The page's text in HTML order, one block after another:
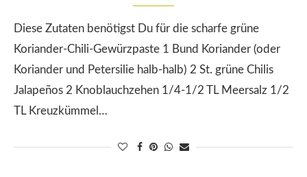
Diese Zutaten benötigst Du für die scharfe grüne
Koriander-Chili-Gewürzpaste 1 Bund Koriander (oder
Koriander und Petersilie halb-halb) 2 St. grüne Chilis
Jalapeños 2 Knoblauchzehen 1/4-1/2 TL Meersalz 1/2
TL Kreuzkümmel…